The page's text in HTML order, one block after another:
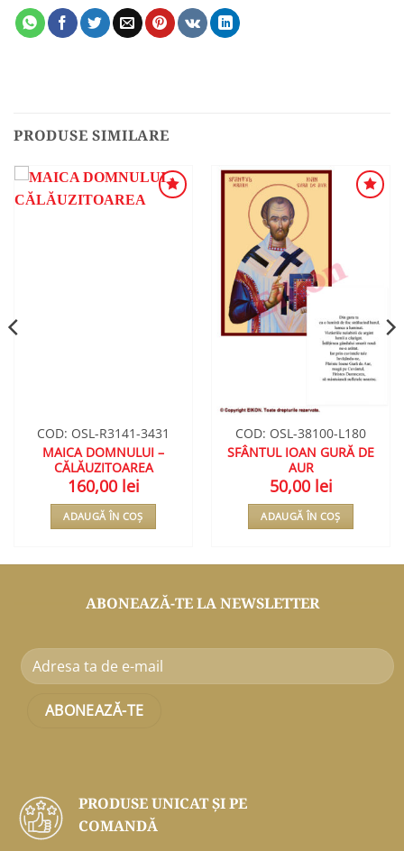
PRODUSE SIMILARE
COD: OSL-R3141-3431
MAICA DOMNULUI –
CĂLĂUZITOAREA
160,00 lei
ADAUGĂ ÎN COȘ
COD: OSL-38100-L180
SFÂNTUL IOAN GURĂ DE
AUR
50,00 lei
ADAUGĂ ÎN COȘ
ABONEAZĂ-TE LA NEWSLETTER
PRODUSE UNICAT ŞI PE
COMANDĂ